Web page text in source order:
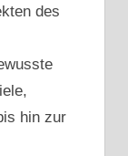
des
hin zur